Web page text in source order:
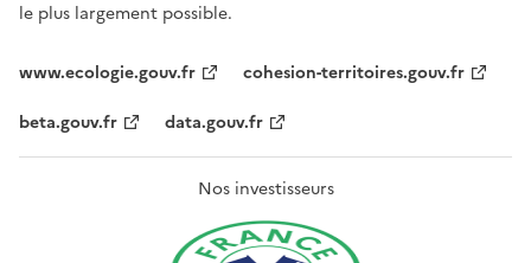
le plus largement possible.
www.ecologie.gouv.fr
cohesion-territoires.gouv.fr
beta.gouv.fr
data.gouv.fr
Nos investisseurs